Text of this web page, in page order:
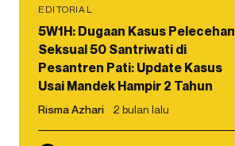
EDITORIAL
5W1H: Dugaan Kasus Pelecehan
Seksual 50 Santriwati di
Pesantren Pati: Update Kasus
Usai Mandek Hampir 2 Tahun
Risma Azhari 2 bulan lalu